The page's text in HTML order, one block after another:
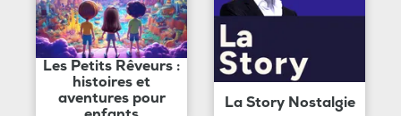
Les Petits Rêveurs :
histoires et
aventures pour
La Story Nostalgie